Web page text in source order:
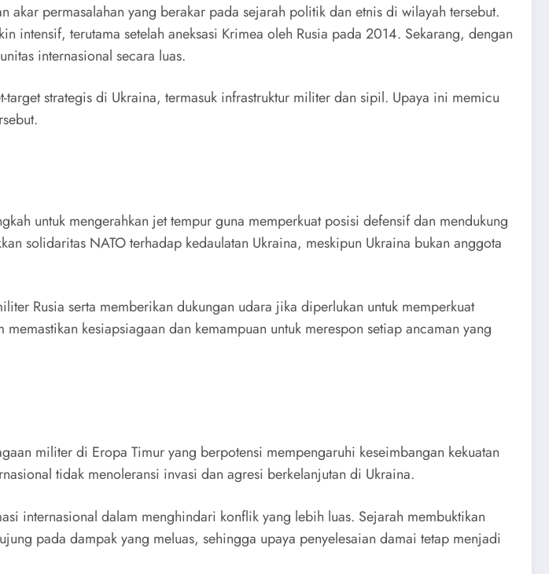
akar permasalahan yang berakar pada sejarah politik dan etnis di wilayah tersebut.
terutama setelah aneksasi Krimea oleh Rusia pada 2014. Sekarang, dengan
internasional secara luas.
strategis di Ukraina, termasuk infrastruktur militer dan sipil. Upaya ini memicu
untuk mengerahkan jet tempur guna memperkuat posisi defensif dan mendukung
solidaritas NATO terhadap kedaulatan Ukraina, meskipun Ukraina bukan anggota
Rusia serta memberikan dukungan udara jika diperlukan untuk memperkuat
kesiapsiagaan dan kemampuan untuk merespon setiap ancaman yang
militer di Eropa Timur yang berpotensi mempengaruhi keseimbangan kekuatan
tidak menoleransi invasi dan agresi berkelanjutan di Ukraina.
internasional dalam menghindari konflik yang lebih luas. Sejarah membuktikan
pada dampak yang meluas, sehingga upaya penyelesaian damai tetap menjadi